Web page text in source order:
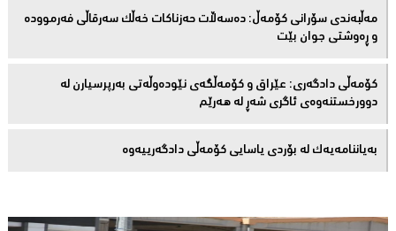
مەڵبەندى سۆرانى کۆمەڵ: دەسەڵات حەزناکات خەڵک سەرقاڵى فەرموودە
و ڕەوشتى جوان بێت
کۆمەڵى دادگەرى: عێراق و كۆمەڵگەی نێودەوڵەتی بەرپرسیارن لە
دوورخستنەوەى ئاگری شەڕ لە هەرێم
بەیاننامەیەک لە بۆردی یاسایی کۆمەڵی دادگەرییەوە